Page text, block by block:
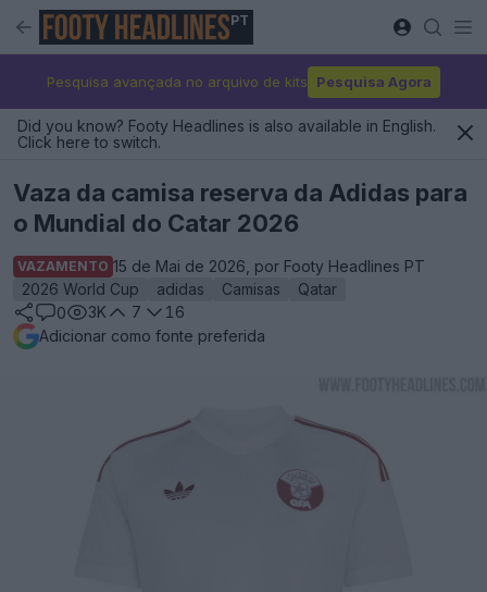
PT
Pesquisa avançada no arquivo de kits Pesquisa Agora
Did you know? Footy Headlines is also available in English.
Click here to switch.
Vaza da camisa reserva da Adidas para
o Mundial do Catar 2026
VAZAMENTO 15 de Mai de 2026, por Footy Headlines PT
2026 World Cup
adidas Camisas
Qatar
0
3K 7
16
Adicionar como fonte preferida